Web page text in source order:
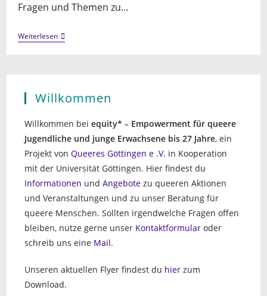
Fragen und Themen zu…
WeiterlesenGesprächsrunde
JHA
Willkommen
Willkommen beiequity* – Empowerment für queere
Jugendliche und junge Erwachsene bis 27 Jahre, ein
Projekt vonQueeres Göttingen e .V. in Kooperation
mit der Universität Göttingen. Hier findest du
Informationen undAngebote zu queeren Aktionen
und Veranstaltungen und zu unser Beratung für
queere Menschen. Sollten irgendwelche Fragen offen
bleiben, nutze gerne unser Kontaktformular oder
schreib uns eine Mail.
Unseren aktuellen Flyer findest du hier zum
Download.